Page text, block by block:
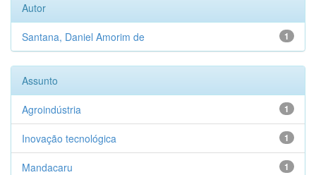
Autor
1
Santana, Daniel Amorim de
Assunto
1
Agroindústria
1
Inovação tecnológica
1
Mandacaru